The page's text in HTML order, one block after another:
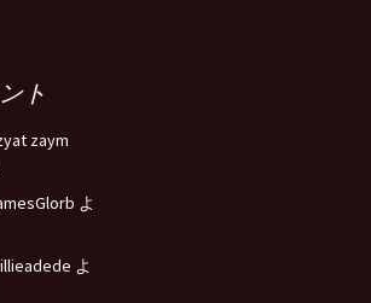
ト
zaym
よ
よ